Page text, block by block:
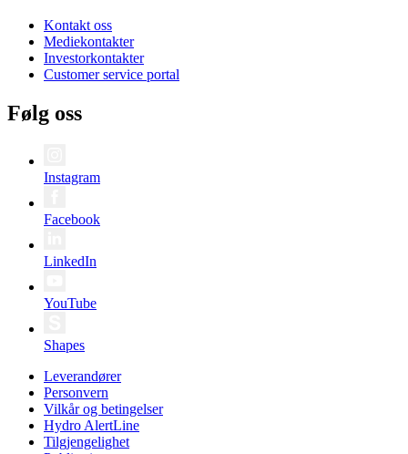
Kontakt oss
Mediekontakter
Investorkontakter
Customer service portal
Følg oss
Instagram
Facebook
LinkedIn
YouTube
Shapes
Leverandører
Personvern
Vilkår og betingelser
Hydro AlertLine
Tilgjengelighet